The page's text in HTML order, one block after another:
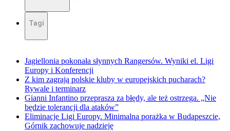
Tagi
Jagiellonia pokonała słynnych Rangersów. Wyniki el. Ligi
Europy i Konferencji
Z kim zagrają polskie kluby w europejskich pucharach?
Rywale i terminarz
Gianni Infantino przeprasza za błędy, ale też ostrzega. „Nie
będzie tolerancji dla ataków”
Eliminacje Ligi Europy. Minimalna porażka w Budapeszcie,
Górnik zachowuje nadzieję